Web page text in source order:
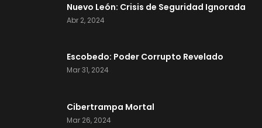
Nuevo León: Crisis de Seguridad Ignorada
Abr 2, 2024
Escobedo: Poder Corrupto Revelado
Mar 31, 2024
Cibertrampa Mortal
Mar 26, 2024